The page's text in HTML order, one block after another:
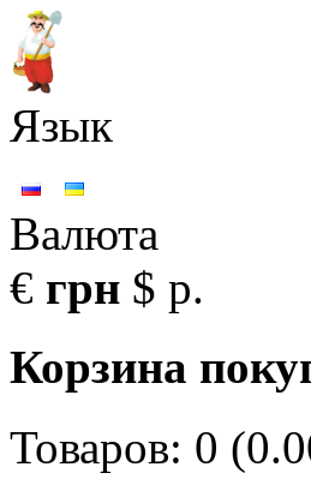
Язык
Валюта
€ грн $ р.
Корзина
Товаров: 0